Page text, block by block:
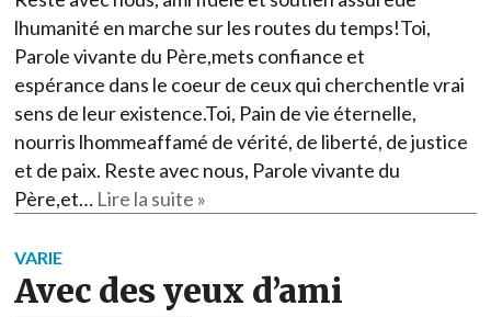
lhumanité en marche sur les routes du temps!Toi,
Parole vivante du Père,mets confiance et
espérance dans le coeur de ceux qui cherchentle vrai
sens de leur existence.Toi, Pain de vie éternelle,
nourris lhommeaffamé de vérité, de liberté, de justice
et de paix. Reste avec nous, Parole vivante du
Père,et… Lire la suite »
VARIE
Avec des yeux d’ami